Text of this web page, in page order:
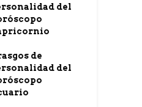
del
de
del